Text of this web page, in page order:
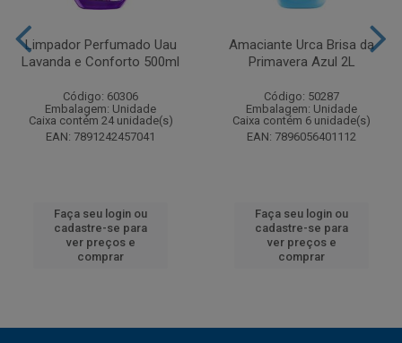
Limpador Perfumado Uau
Lavanda e Conforto 500ml
Código: 60306
Embalagem: Unidade
Caixa contém 24 unidade(s)
EAN: 7891242457041
Faça seu login ou
cadastre-se para
ver preços e
comprar
Amaciante Urca Brisa da
Primavera Azul 2L
Código: 50287
Embalagem: Unidade
Caixa contém 6 unidade(s)
EAN: 7896056401112
Faça seu login ou
cadastre-se para
ver preços e
comprar